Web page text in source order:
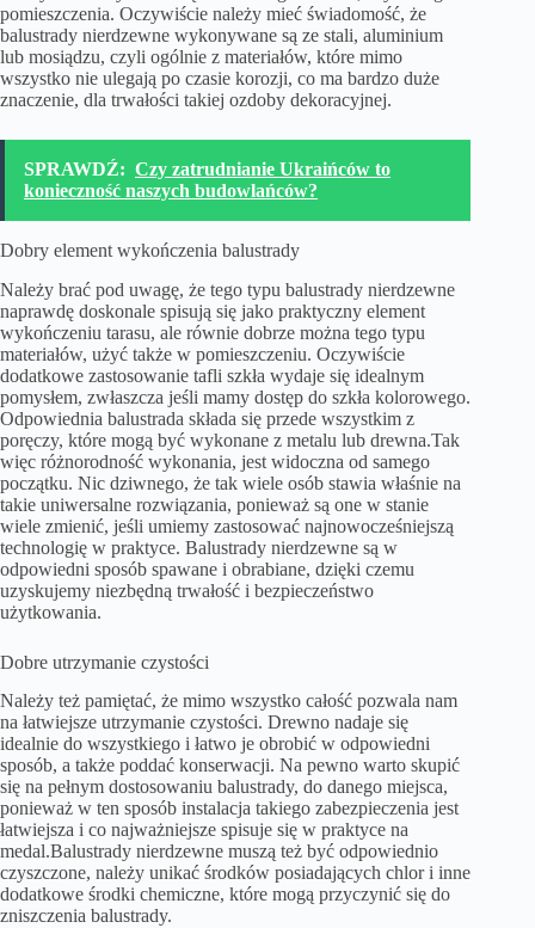
pomieszczenia. Oczywiście należy mieć świadomość, że
balustrady nierdzewne wykonywane są ze stali, aluminium
lub mosiądzu, czyli ogólnie z materiałów, które mimo
wszystko nie ulegają po czasie korozji, co ma bardzo duże
znaczenie, dla trwałości takiej ozdoby dekoracyjnej.
SPRAWDŹ: Czy zatrudnianie Ukraińców to
konieczność naszych budowlańców?
Dobry element wykończenia balustrady
Należy brać pod uwagę, że tego typu balustrady nierdzewne
naprawdę doskonale spisują się jako praktyczny element
wykończeniu tarasu, ale równie dobrze można tego typu
materiałów, użyć także w pomieszczeniu. Oczywiście
dodatkowe zastosowanie tafli szkła wydaje się idealnym
pomysłem, zwłaszcza jeśli mamy dostęp do szkła kolorowego.
Odpowiednia balustrada składa się przede wszystkim z
poręczy, które mogą być wykonane z metalu lub drewna.Tak
więc różnorodność wykonania, jest widoczna od samego
początku. Nic dziwnego, że tak wiele osób stawia właśnie na
takie uniwersalne rozwiązania, ponieważ są one w stanie
wiele zmienić, jeśli umiemy zastosować najnowocześniejszą
technologię w praktyce. Balustrady nierdzewne są w
odpowiedni sposób spawane i obrabiane, dzięki czemu
uzyskujemy niezbędną trwałość i bezpieczeństwo
użytkowania.
Dobre utrzymanie czystości
Należy też pamiętać, że mimo wszystko całość pozwala nam
na łatwiejsze utrzymanie czystości. Drewno nadaje się
idealnie do wszystkiego i łatwo je obrobić w odpowiedni
sposób, a także poddać konserwacji. Na pewno warto skupić
się na pełnym dostosowaniu balustrady, do danego miejsca,
ponieważ w ten sposób instalacja takiego zabezpieczenia jest
łatwiejsza i co najważniejsze spisuje się w praktyce na
medal.Balustrady nierdzewne muszą też być odpowiednio
czyszczone, należy unikać środków posiadających chlor i inne
dodatkowe środki chemiczne, które mogą przyczynić się do
zniszczenia balustrady.